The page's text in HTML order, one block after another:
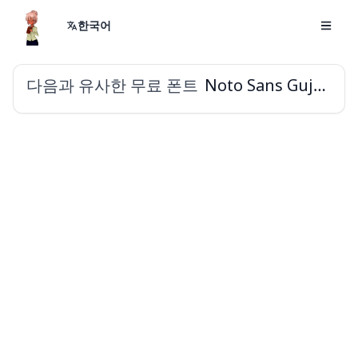
한국어
다음과 유사한 무료 폰트 Noto Sans Gujarati